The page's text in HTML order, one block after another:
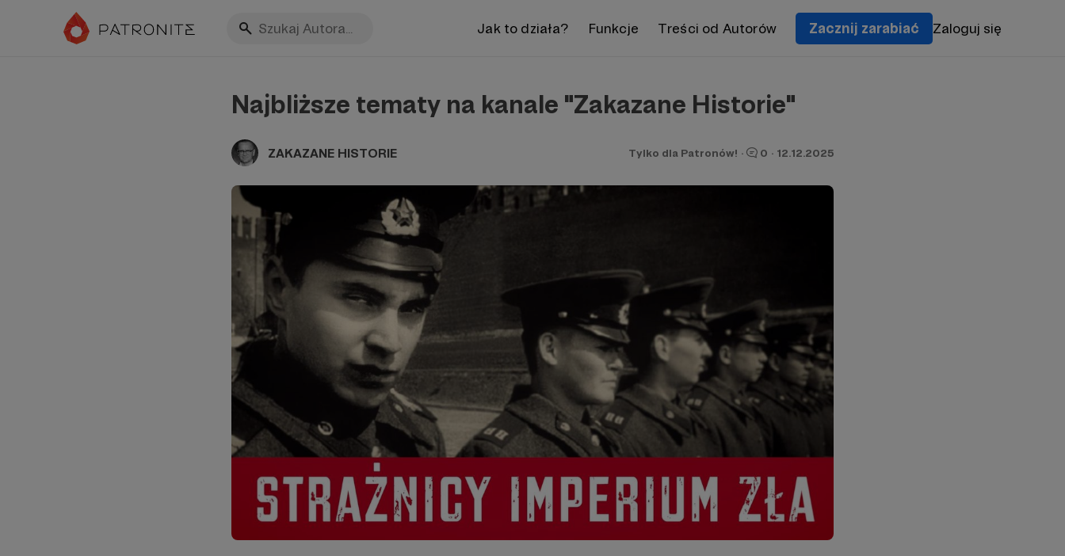
Jak to działa? Funkcje Treści od Autorów Zacznij zarabiać Zaloguj się
Najbliższe tematy na kanale "Zakazane Historie"
ZAKAZANE HISTORIE Tylko dla Patronów! · 0 · 12.12.2025